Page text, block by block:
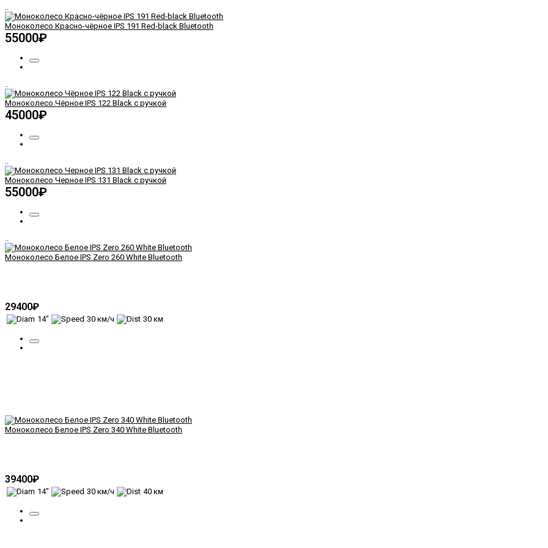
..
Моноколесо Красно-чёрное IPS 191 Red-black Bluetooth
55000₽
..
Моноколесо Чёрное IPS 122 Black с ручкой
45000₽
..
Моноколесо Черное IPS 131 Black c ручкой
55000₽
..
Моноколесо Белое IPS Zero 260 White Bluetooth
29400₽
14" 30 км/ч 30 км
Моноколесо Белое IPS Zero 340 White Bluetooth
39400₽
14" 30 км/ч 40 км